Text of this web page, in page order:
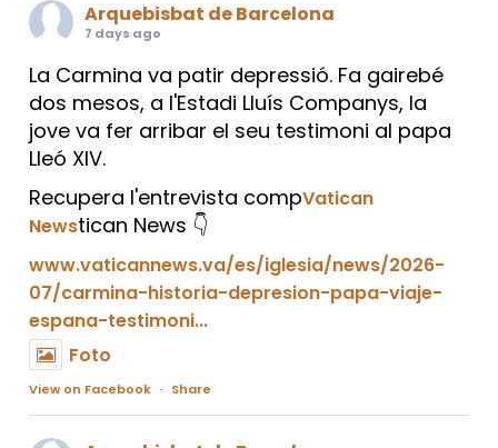
Arquebisbat de Barcelona
7 days ago
La Carmina va patir depressió. Fa gairebé
dos mesos, a l'Estadi Lluís Companys, la
jove va fer arribar el seu testimoni al papa
Lleó XIV.
Recupera l'entrevista compVatican
Newstican News 👇
www.vaticannews.va/es/iglesia/news/2026-
07/carmina-historia-depresion-papa-viaje-
espana-testimoni...
Foto
View on Facebook · Share